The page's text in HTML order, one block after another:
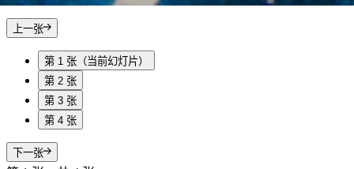
上一张
第 1 张 （当前幻灯片）
第 2 张
第 3 张
第 4 张
下一张